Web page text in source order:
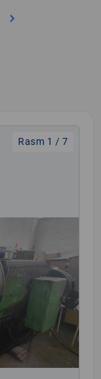
chevron_right
Rasm 1 / 7